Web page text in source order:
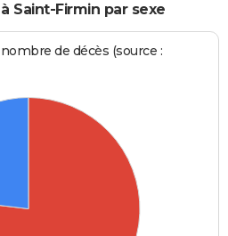
Saint-Firmin par sexe
de décès (source :